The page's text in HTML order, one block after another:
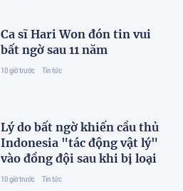
Ca sĩ Hari Won đón tin vui
bất ngờ sau 11 năm
10 giờ trước Tin tức
Lý do bất ngờ khiến cầu thủ
Indonesia "tác động vật lý"
vào đồng đội sau khi bị loại
10 giờ trước Tin tức